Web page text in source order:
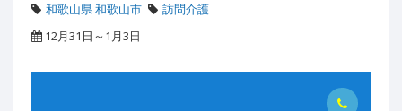
和歌山県 和歌山市
訪問介護
12月31日～1月3日